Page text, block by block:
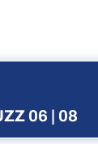
06 | 08